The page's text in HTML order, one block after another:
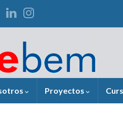
Proyectos